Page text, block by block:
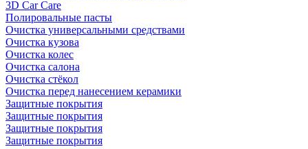
3D Car Care
Полировальные пасты
Очистка универсальными средствами
Очистка кузова
Очистка колес
Очистка салона
Очистка стёкол
Очистка перед нанесением керамики
Защитные покрытия
Защитные покрытия
Защитные покрытия
Защитные покрытия